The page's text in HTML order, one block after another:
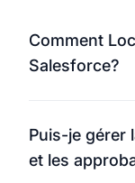
Comment
Salesforce?
pour détecter
clients,
Puis-je gérer
et les